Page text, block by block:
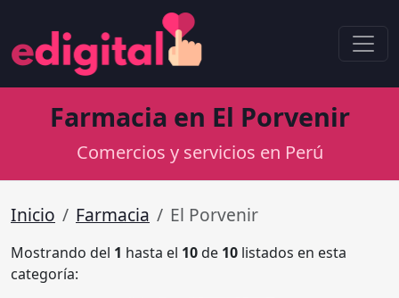
Farmacia en El Porvenir
Comercios y servicios en Perú
Inicio Farmacia El Porvenir
Mostrando del 1 hasta el 10de 10 listados en esta
categoría: